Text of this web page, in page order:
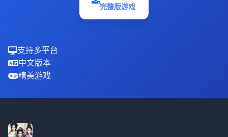
完整版游戏
支持多平台
中文版本
精美游戏